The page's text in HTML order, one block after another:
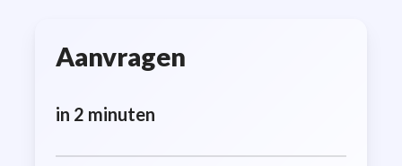
Aanvragen
in 2 minuten